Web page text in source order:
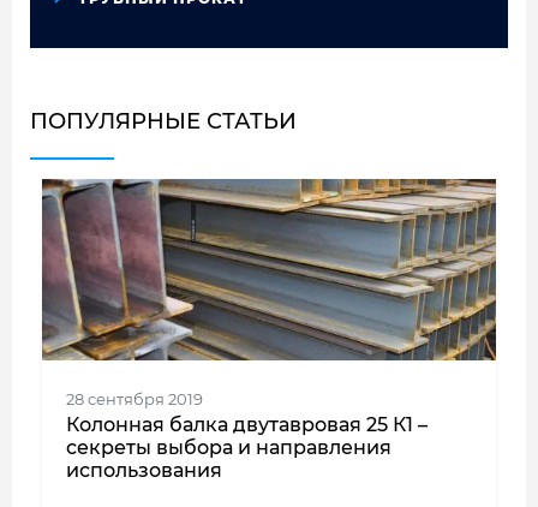
ПОПУЛЯРНЫЕ СТАТЬИ
28 сентября 2019
Колонная балка двутавровая 25 К1 –
секреты выбора и направления
использования